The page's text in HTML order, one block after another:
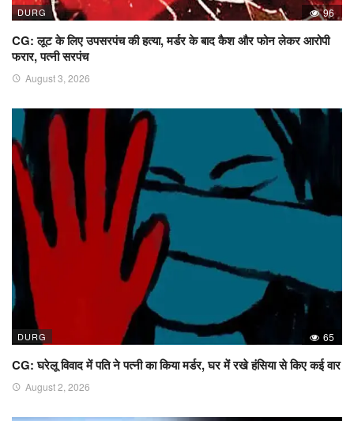
DURG 96
CG: लूट के लिए उपसरपंच की हत्या, मर्डर के बाद कैश और फोन लेकर आरोपी
फरार, पत्नी सरपंच
August 3, 2026
DURG 65
CG: घरेलू विवाद में पति ने पत्नी का किया मर्डर, घर में रखे हंसिया से किए कई वार
August 2, 2026